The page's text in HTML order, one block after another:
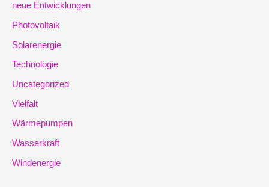
neue Entwicklungen
Photovoltaik
Solarenergie
Technologie
Uncategorized
Vielfalt
Wärmepumpen
Wasserkraft
Windenergie